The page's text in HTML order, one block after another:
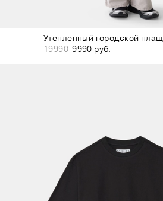
Утеплённый городской
19990 9990 руб.